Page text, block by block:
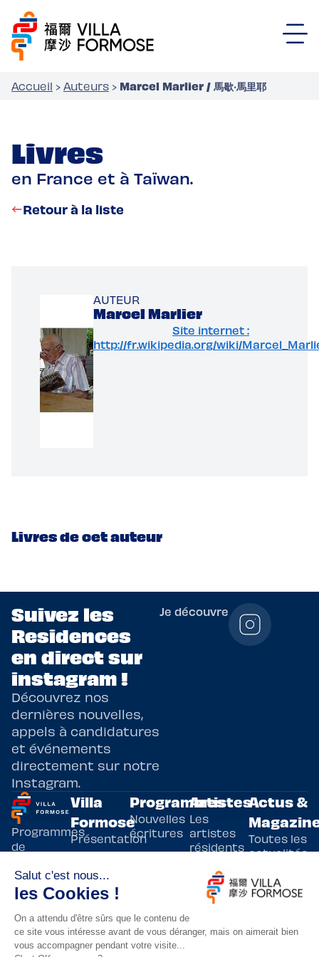
Accueil › Auteurs › Marcel Marlier / 馬歇‧馬里耶
Livres
en France et à Taïwan.
Retour à la liste
AUTEUR
Marcel Marlier
Site internet :
http://fr.wikipedia.org/wiki/
Livres de cet auteur
Suivez les
Residences
en direct sur
instagram !
Découvrez nos
dernières nouvelles,
appels à candidatures
et événements
directement sur notre
Instagram.
Je découvre
Programmes
de
artistiques
bilatérales,
France et
Taïwan.
Taipei,
Villa
Formose
Présentation
un artiste
!
Lieux de
résidence
Programmes
Nouvelles
écritures
Livre & BD
vivants
innovants
Nuit
Artistes
Les
artistes
résidents
Evènements
Actus &
Toutes les
actualités